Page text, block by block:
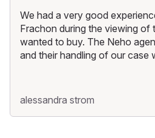
We had a very good
Frachon during the viewing of
wanted to buy. The Neho
and their handling of our case
alessandra strom